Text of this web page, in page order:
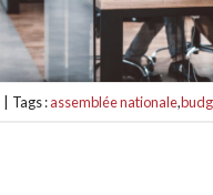
Tags :assemblée nationale,